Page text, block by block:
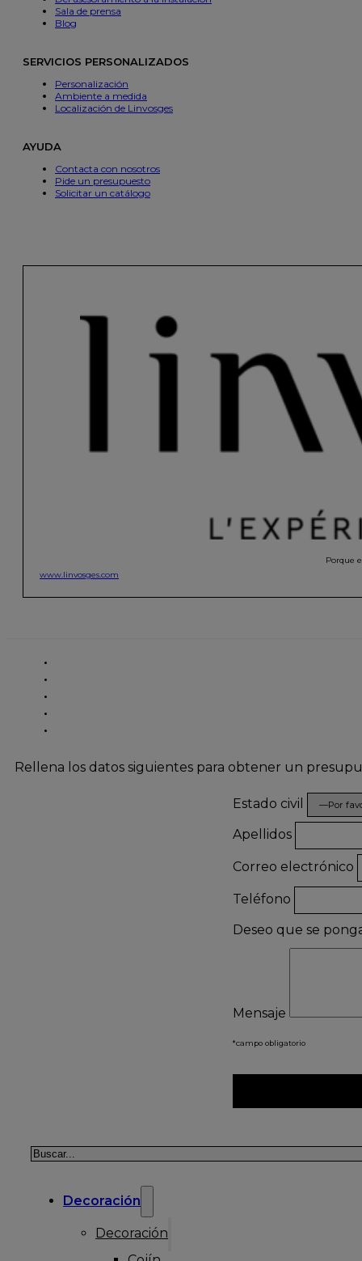
Sala de prensa
Blog
SERVICIOS PERSONALIZADOS
Personalización
Ambiente a medida
Localización de Linvosges
AYUDA
Contacta con nosotros
Pide un presupuesto
Solicitar un catálogo
Porque
www.linvosges.com
Rellena los datos siguientes para obtener un
Estado civil
Apellidos
Correo electrónico
Teléfono
Deseo que se
Mensaje
*campo obligatorio
Buscar
Decoración
Decoración